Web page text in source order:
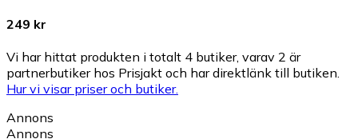
249 kr
Vi har hittat produkten i totalt 4 butiker, varav 2 är
partnerbutiker hos Prisjakt och har direktlänk till butiken.
Hur vi visar priser och butiker.
Annons
Annons